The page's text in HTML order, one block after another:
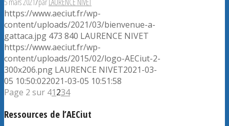
https://www.aeciut.fr/wp-
content/uploads/2021/03/bienvenue-a-
gattaca.jpg 473 840 LAURENCE NIVET
https://www.aeciut.fr/wp-
content/uploads/2015/02/logo-AECiut-2-
300x206.png LAURENCE NIVET2021-03-
05 10:50:022021-03-05 10:51:58
Page 2 sur 41234
Ressources de l’AECiut